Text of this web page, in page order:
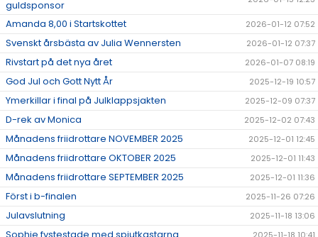
guldsponsor
Amanda 8,00 i Startskottet 2026-01-12 07:52
Svenskt årsbästa av Julia Wennersten 2026-01-12 07:37
Rivstart på det nya året 2026-01-07 08:19
God Jul och Gott Nytt År 2025-12-19 10:57
Ymerkillar i final på Julklappsjakten 2025-12-09 07:37
D-rek av Monica 2025-12-02 07:43
Månadens friidrottare NOVEMBER 2025 2025-12-01 12:45
Månadens friidrottare OKTOBER 2025 2025-12-01 11:43
Månadens friidrottare SEPTEMBER 2025 2025-12-01 11:36
Först i b-finalen 2025-11-26 07:26
Julavslutning 2025-11-18 13:06